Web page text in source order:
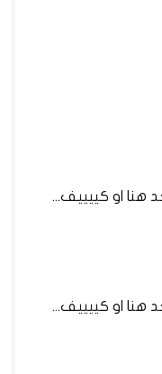
هنا او كييييف...
هنا او كييييف...